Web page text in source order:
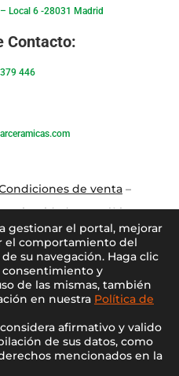
Local 6 -28031 Madrid
Contacto:
446
de venta–
privacidad –Política
–Mi Cuenta
gestionar el portal, mejorar
el comportamiento del
su navegación. Haga clic
consentimiento y
de las mismas, también
en nuestra Política de
afirmativo y valido
de sus datos, como
mencionados en la